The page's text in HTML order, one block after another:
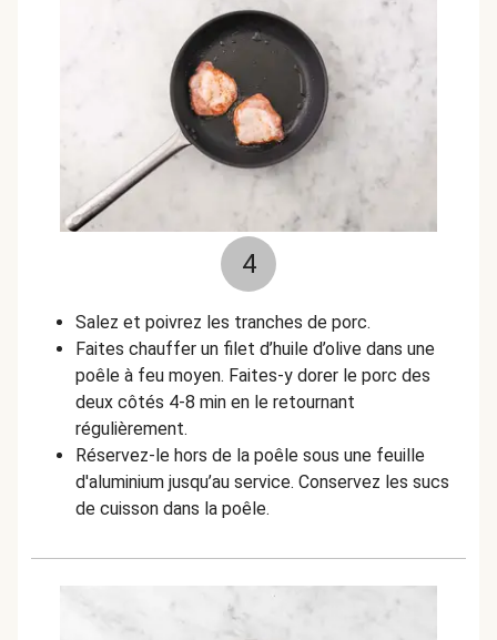
4
Salez et poivrez les tranches de porc.
Faites chauffer un filet d’huile d’olive dans une
poêle à feu moyen. Faites-y dorer le porc des
deux côtés 4-8 min en le retournant
régulièrement.
Réservez-le hors de la poêle sous une feuille
d'aluminium jusqu’au service. Conservez les sucs
de cuisson dans la poêle.